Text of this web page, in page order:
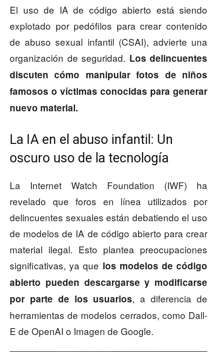
El uso de IA de código abierto está siendo
explotado por pedófilos para crear contenido
de abuso sexual infantil (CSAI), advierte una
organización de seguridad. Los delincuentes
discuten cómo manipular fotos de niños
famosos o víctimas conocidas para generar
nuevo material.
La IA en el abuso infantil: Un
oscuro uso de la tecnología
La Internet Watch Foundation (IWF) ha
revelado que foros en línea utilizados por
delincuentes sexuales están debatiendo el uso
de modelos de IA de código abierto para crear
material ilegal. Esto plantea preocupaciones
significativas, ya que los modelos de código
abierto pueden descargarse y modificarse
por parte de los usuarios, a diferencia de
herramientas de modelos cerrados, como Dall-
E de OpenAI o Imagen de Google.